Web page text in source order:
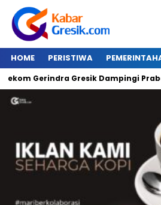
HOME PERISTIWA
Gresik Dampingi Prabowo